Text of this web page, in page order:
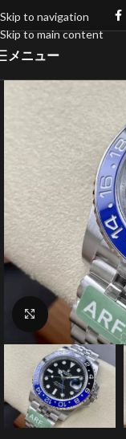
Skip to navigation
Skip to main content
メニュー
クリックで拡大